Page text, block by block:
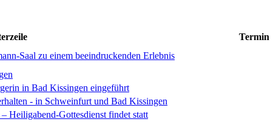
Termin
Saal zu einem beeindruckenden Erlebnis
in Bad Kissingen eingeführt
- in Schweinfurt und Bad Kissingen
Heiligabend-Gottesdienst findet statt